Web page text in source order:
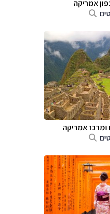
אמריקה
ומרכז אמריקה